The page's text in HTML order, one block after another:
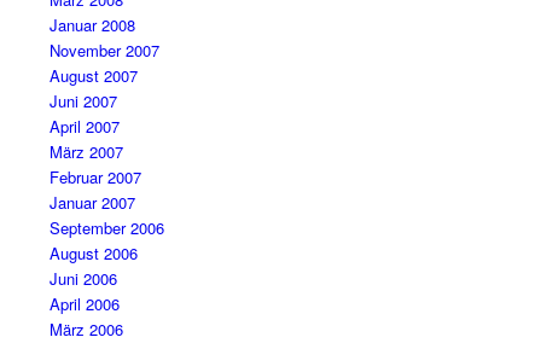
Januar 2008
November 2007
August 2007
Juni 2007
April 2007
März 2007
Februar 2007
Januar 2007
September 2006
August 2006
Juni 2006
April 2006
März 2006